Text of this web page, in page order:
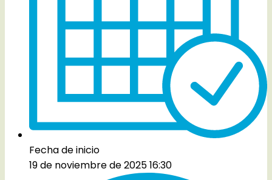
Fecha de inicio
19 de noviembre de 2025 16:30